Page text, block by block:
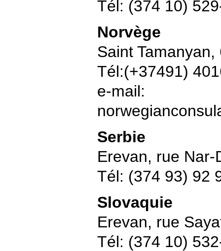
Tél: (374 10)
Norvège
Saint Tamanyan,
Tél:(+37491)
e-mail:
Serbie
Erevan, rue Nar-
Tél: (374 93) 92
Slovaquie
Erevan, rue
Tél: (374 10)